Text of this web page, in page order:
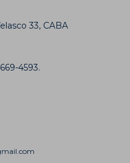
33, CABA
4593.